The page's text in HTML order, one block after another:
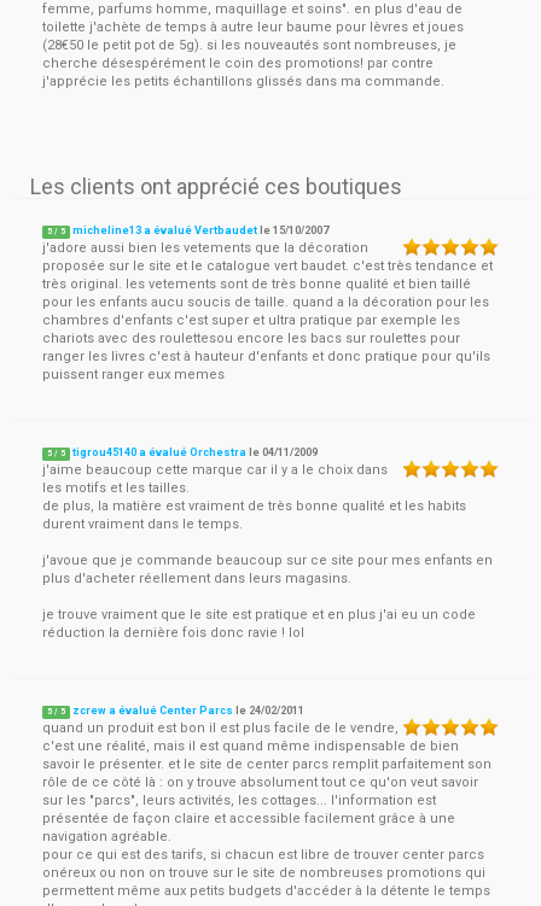
femme, parfums homme, maquillage et soins". en plus d'eau de
toilette j'achète de temps à autre leur baume pour lèvres et joues
(28€50 le petit pot de 5g). si les nouveautés sont nombreuses, je
cherche désespérément le coin des promotions! par contre
j'apprécie les petits échantillons glissés dans ma commande.
Les clients ont apprécié ces boutiques
5 / 5 micheline13 a évalué Vertbaudet le15/10/2007
j'adore aussi bien les vetements que la décoration
proposée sur le site et le catalogue vert baudet. c'est très tendance et
très original. les vetements sont de très bonne qualité et bien taillé
pour les enfants aucu soucis de taille. quand a la décoration pour les
chambres d'enfants c'est super et ultra pratique par exemple les
chariots avec des roulettesou encore les bacs sur roulettes pour
ranger les livres c'est à hauteur d'enfants et donc pratique pour qu'ils
puissent ranger eux memes
5 / 5 tigrou45140 a évalué Orchestra le04/11/2009
j'aime beaucoup cette marque car il y a le choix dans
les motifs et les tailles.
de plus, la matière est vraiment de très bonne qualité et les habits
durent vraiment dans le temps.
j'avoue que je commande beaucoup sur ce site pour mes enfants en
plus d'acheter réellement dans leurs magasins.
je trouve vraiment que le site est pratique et en plus j'ai eu un code
réduction la dernière fois donc ravie ! lol
5 / 5 zcrew a évalué Center Parcs le 24/02/2011
quand un produit est bon il est plus facile de le vendre,
c'est une réalité, mais il est quand même indispensable de bien
savoir le présenter. et le site de center parcs remplit parfaitement son
rôle de ce côté là : on y trouve absolument tout ce qu'on veut savoir
sur les "parcs", leurs activités, les cottages... l'information est
présentée de façon claire et accessible facilement grâce à une
navigation agréable.
pour ce qui est des tarifs, si chacun est libre de trouver center parcs
onéreux ou non on trouve sur le site de nombreuses promotions qui
permettent même aux petits budgets d'accéder à la détente le temps